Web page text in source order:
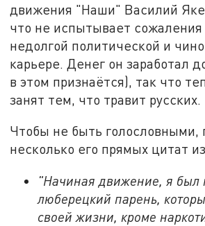
движения "Наши" Василий
что не испытывает сожаления
недолгой политической и
карьере. Денег он заработал
в этом признаётся), так что
занят тем, что травит русских.
Чтобы не быть голословными,
несколько его прямых цитат
"Начиная движение, я был
люберецкий парень,
своей жизни, кроме